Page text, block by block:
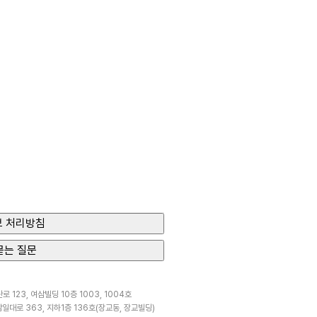
처리방침
는 질문
로 123, 여삼빌딩 10층 1003, 1004호
대로 363, 지하1층 136호(장교동, 장교빌딩)